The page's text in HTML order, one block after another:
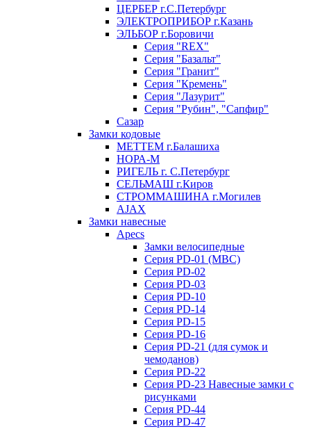
ЦЕРБЕР г.С.Петербург
ЭЛЕКТРОПРИБОР г.Казань
ЭЛЬБОР г.Боровичи
Серия "REX"
Серия "Базальт"
Серия "Гранит"
Серия "Кремень"
Серия "Лазурит"
Серия "Рубин", "Сапфир"
Сазар
Замки кодовые
МЕТТЕМ г.Балашиха
НОРА-М
РИГЕЛЬ г. С.Петербург
СЕЛЬМАШ г.Киров
СТРОММАШИНА г.Могилев
AJAX
Замки навесные
Apecs
Замки велосипедные
Серия PD-01 (МВС)
Серия PD-02
Серия PD-03
Серия PD-10
Серия PD-14
Серия PD-15
Серия PD-16
Серия PD-21 (для сумок и
чемоданов)
Серия PD-22
Серия PD-23 Навесные замки с
рисунками
Серия PD-44
Серия PD-47